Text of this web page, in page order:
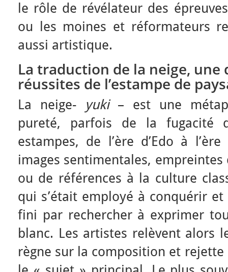
le rôle de révélateur des
ou les moines et réformateurs
aussi artistique.
La traduction de la neige, une
réussites de l’estampe de
La neige- yuki– est une
pureté, parfois de la fugacité
estampes, de l’ère d’Edo à
images sentimentales, empreintes
ou de références à la culture
qui s’était employé à conquérir
fini par rechercher à exprimer
blanc. Les artistes relèvent alors
règne sur la composition et rejette